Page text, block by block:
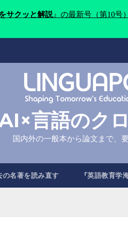
言語のク
国内外の一般本から論文まで、
の名著を読み直す 『英語教育学
サクッと解説』の最新号（第10号）